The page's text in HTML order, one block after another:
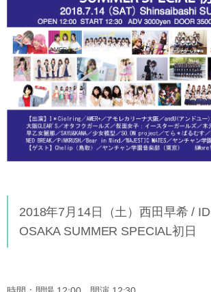
2018年7月14日（土）西田早希 /
OSAKA SUMMER SPECIAL初日